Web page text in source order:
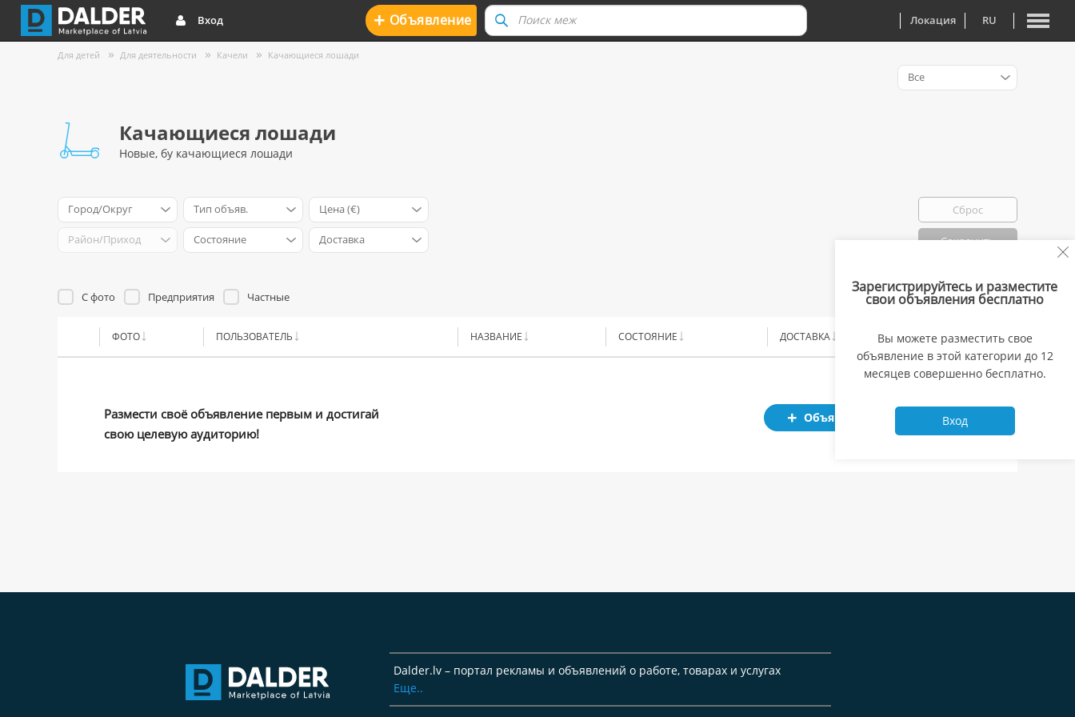
Вход + Oбъявление Локация RU
Для детей Для деятельности Качели Качающиеся лошади
Качающиеся лошади
Новые, бу качающиеся лошади
Город/Округ Тип объяв. Цена (€)
Район/Приход Cостояние Доставка
Сброс
Сохранить
Все
С фото Предприятия Частные Избранно: 0
ФОТО ПОЛЬЗОВАТЕЛЬ НАЗВАНИЕ CОСТОЯНИЕ ДОСТАВКА ЦЕНА
Размести своё объявление первым и достигай
свою целевую аудиторию!
Объявление
Зарегистрируйтесь и разместите
свои объявления бесплатно
Вы можете разместить свое
объявление в этой категории до 12
месяцев совершенно бесплатно.
Вход
Dalder.lv – портал рекламы и объявлений о работе, товарах и услугах
Еще..